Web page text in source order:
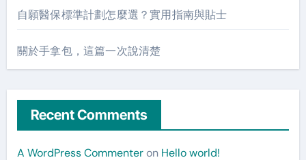
自願醫保標準計劃怎麼選？實用指南與貼士
關於手拿包，這篇一次說清楚
Recent Comments
A WordPress Commenteron Hello world!